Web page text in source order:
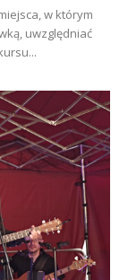
w którym
uwzględniać